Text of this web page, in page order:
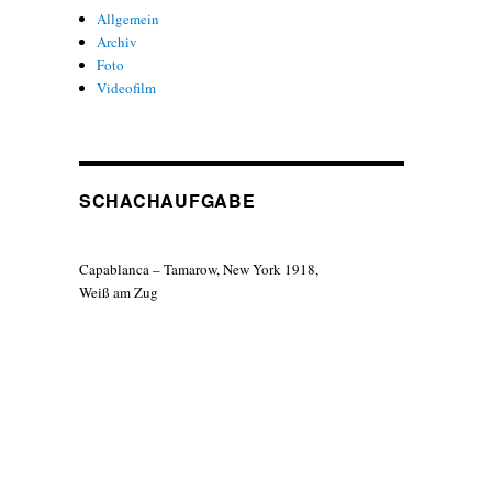
Allgemein
Archiv
Foto
Videofilm
SCHACHAUFGABE
Capablanca – Tamarow, New York 1918,
Weiß am Zug